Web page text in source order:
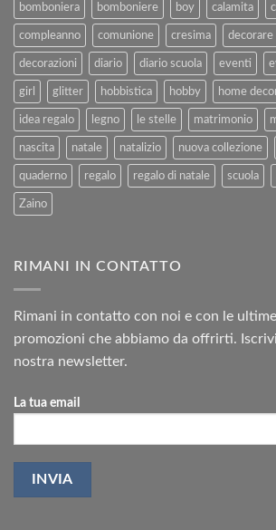
bomboniera bomboniere boy calamita
compleanno comunione cresima decorare
decorazioni diario diario scuola eventi
girl glitter hobbistica hobby home
idea regalo legno le stelle matrimonio
nascita natale natalizio nuova collezione
quaderno regalo regalo di natale scuola
Zaino
RIMANI IN CONTATTO
Rimani in contatto con noi e con le
promozioni che abbiamo da offrirti.
nostra newsletter.
La tua email